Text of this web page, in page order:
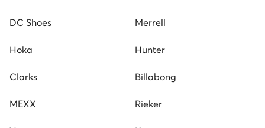
DC Shoes Merrell
Hoka Hunter
Clarks Billabong
MEXX Rieker